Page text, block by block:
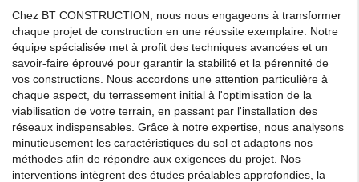
Chez BT CONSTRUCTION, nous nous engageons à transformer
chaque projet de construction en une réussite exemplaire. Notre
équipe spécialisée met à profit des techniques avancées et un
savoir-faire éprouvé pour garantir la stabilité et la pérennité de
vos constructions. Nous accordons une attention particulière à
chaque aspect, du terrassement initial à l'optimisation de la
viabilisation de votre terrain, en passant par l'installation des
réseaux indispensables. Grâce à notre expertise, nous analysons
minutieusement les caractéristiques du sol et adaptons nos
méthodes afin de répondre aux exigences du projet. Nos
interventions intègrent des études préalables approfondies, la